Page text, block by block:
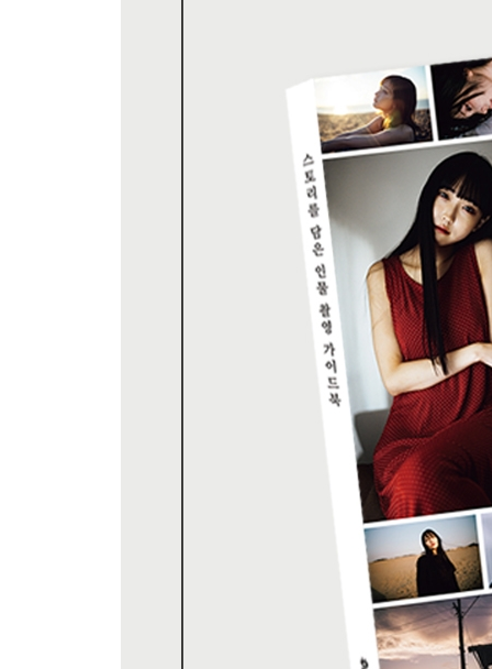
낮과 밤 사이 어슴푸레한 빛을 찾는다
어두운 실내는 밝게 연출하지 않는다
스포트라이트에 인물을 배치한다
실내 난반사를 포인트로 이용한다
고스트로 투명함을 연출한다
아침 햇살로 산뜻하게 찍는다
마음의 동요를 표현하는 저녁 빛
춘하추동의 색과 빛을 담는다
CHAPTER 4. 노출과 초점, 장비 선택법 - 정경을
부드러운 아웃포커싱을 만드는 F값을 선택한다
얼굴 방향으로 초점면을 조정한다
어두운 실내 노출은 SS로 조정한다
초점 위치는 촬영 의도에 맞게 정한다
표현하고 싶은 이미지에 맞게 촬영 장비를 선택한다
CHAPTER 5. 모델과 소통하는 6가지 노하우 - 결
① 신뢰 관계 쌓기 - 겸손한 태도가 호감도를 높인다